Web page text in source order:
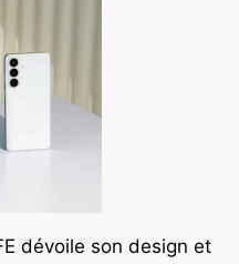
dévoile son design et